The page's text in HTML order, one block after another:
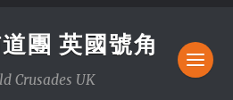
團 英國號角
Crusades UK